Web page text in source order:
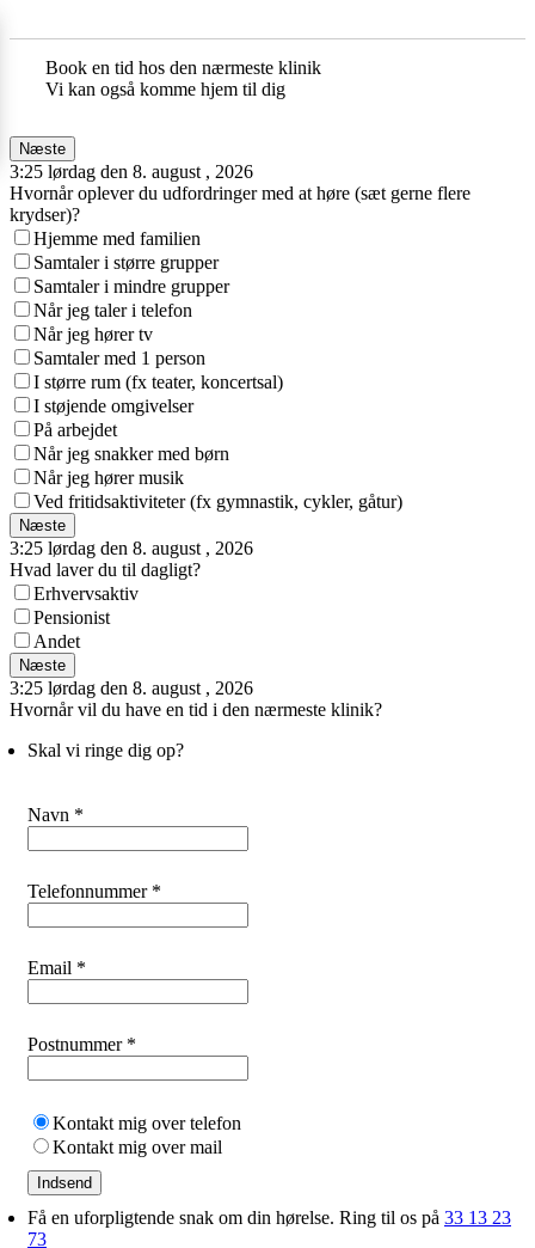
Book en tid hos den nærmeste klinik
Vi kan også komme hjem til dig
Næste
3:25 lørdag den 8. august , 2026
Hvornår oplever du udfordringer med at høre (sæt gerne flere
krydser)?
Hjemme med familien
Samtaler i større grupper
Samtaler i mindre grupper
Når jeg taler i telefon
Når jeg hører tv
Samtaler med 1 person
I større rum (fx teater, koncertsal)
I støjende omgivelser
På arbejdet
Når jeg snakker med børn
Når jeg hører musik
Ved fritidsaktiviteter (fx gymnastik, cykler, gåtur)
Næste
3:25 lørdag den 8. august , 2026
Hvad laver du til dagligt?
Erhvervsaktiv
Pensionist
Andet
Næste
3:25 lørdag den 8. august , 2026
Hvornår vil du have en tid i den nærmeste klinik?
Skal vi ringe dig op?
Navn *
Telefonnummer *
Email *
Postnummer *
Kontakt mig over telefon
Kontakt mig over mail
Indsend
Få en uforpligtende snak om din hørelse. Ring til os på 33 13 23
73